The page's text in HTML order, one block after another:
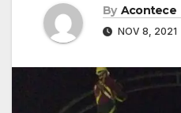
By Acontece
NOV 8, 2021